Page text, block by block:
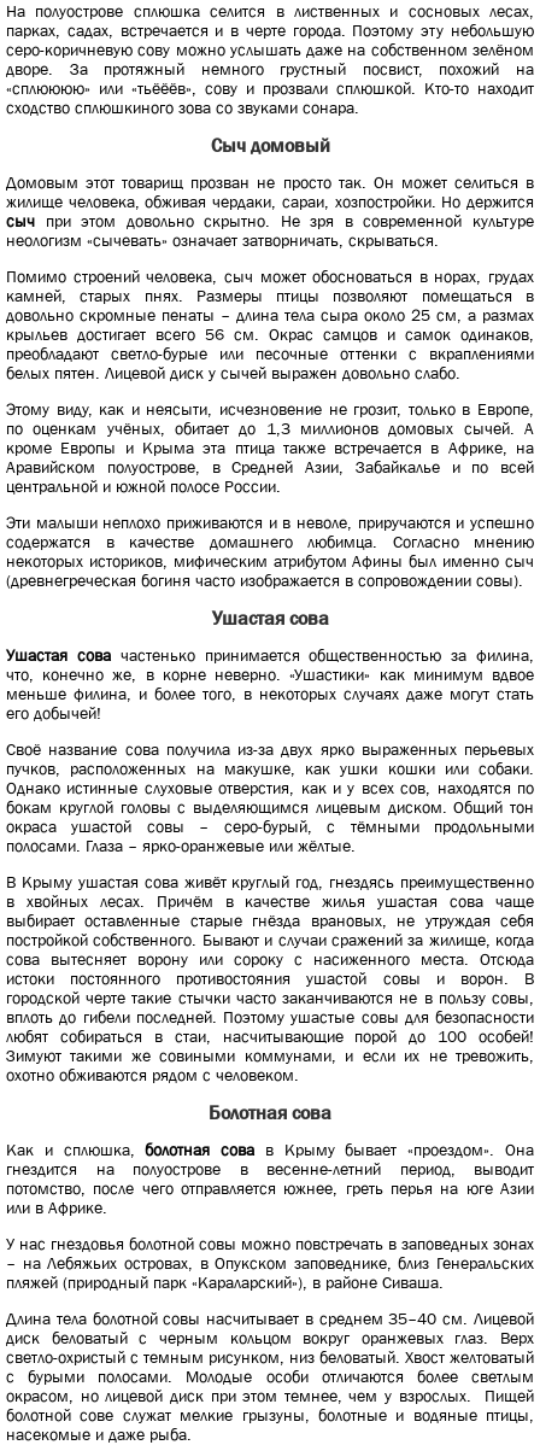
На полуострове сплюшка селится в лиственных и сосновых лесах,
парках, садах, встречается и в черте города. Поэтому эту небольшую
серо-коричневую сову можно услышать даже на собственном зелёном
дворе. За протяжный немного грустный посвист, похожий на
«сплюююю» или «тьёёёв», сову и прозвали сплюшкой. Кто-то находит
сходство сплюшкиного зова со звуками сонара.
Сыч домовый
Домовым этот товарищ прозван не просто так. Он может селиться в
жилище человека, обживая чердаки, сараи, хозпостройки. Но держится
сыч при этом довольно скрытно. Не зря в современной культуре
неологизм «сычевать» означает затворничать, скрываться.
Помимо строений человека, сыч может обосноваться в норах, грудах
камней, старых пнях. Размеры птицы позволяют помещаться в
довольно скромные пенаты – длина тела сыра около 25 см, а размах
крыльев достигает всего 56 см. Окрас самцов и самок одинаков,
преобладают светло-бурые или песочные оттенки с вкраплениями
белых пятен. Лицевой диск у сычей выражен довольно слабо.
Этому виду, как и неясыти, исчезновение не грозит, только в Европе,
по оценкам учёных, обитает до 1,3 миллионов домовых сычей. А
кроме Европы и Крыма эта птица также встречается в Африке, на
Аравийском полуострове, в Средней Азии, Забайкалье и по всей
центральной и южной полосе России.
Эти малыши неплохо приживаются и в неволе, приручаются и успешно
содержатся в качестве домашнего любимца. Согласно мнению
некоторых историков, мифическим атрибутом Афины был именно сыч
(древнегреческая богиня часто изображается в сопровождении совы).
Ушастая сова
Ушастая совачастенько принимается общественностью за филина,
что, конечно же, в корне неверно. «Ушастики» как минимум вдвое
меньше филина, и более того, в некоторых случаях даже могут стать
его добычей!
Своё название сова получила из-за двух ярко выраженных перьевых
пучков, расположенных на макушке, как ушки кошки или собаки.
Однако истинные слуховые отверстия, как и у всех сов, находятся по
бокам круглой головы с выделяющимся лицевым диском. Общий тон
окраса ушастой совы – серо-бурый, с тёмными продольными
полосами. Глаза – ярко-оранжевые или жёлтые.
В Крыму ушастая сова живёт круглый год, гнездясь преимущественно
в хвойных лесах. Причём в качестве жилья ушастая сова чаще
выбирает оставленные старые гнёзда врановых, не утруждая себя
постройкой собственного. Бывают и случаи сражений за жилище, когда
сова вытесняет ворону или сороку с насиженного места. Отсюда
истоки постоянного противостояния ушастой совы и ворон. В
городской черте такие стычки часто заканчиваются не в пользу совы,
вплоть до гибели последней. Поэтому ушастые совы для безопасности
любят собираться в стаи, насчитывающие порой до 100 особей!
Зимуют такими же совиными коммунами, и если их не тревожить,
охотно обживаются рядом с человеком.
Болотная сова
Как и сплюшка,болотная сова в Крыму бывает «проездом». Она
гнездится на полуострове в весенне-летний период, выводит
потомство, после чего отправляется южнее, греть перья на юге Азии
или в Африке.
У нас гнездовья болотной совы можно повстречать в заповедных зонах
– на Лебяжьих островах, в Опукском заповеднике, близ Генеральских
пляжей (природный парк «Караларский»), в районе Сиваша.
Длина тела болотной совы насчитывает в среднем 35–40 см. Лицевой
диск беловатый с черным кольцом вокруг оранжевых глаз. Верх
светло-охристый с темным рисунком, низ беловатый. Хвост желтоватый
с бурыми полосами. Молодые особи отличаются более светлым
окрасом, но лицевой диск при этом темнее, чем у взрослых. Пищей
болотной сове служат мелкие грызуны, болотные и водяные птицы,
насекомые и даже рыба.